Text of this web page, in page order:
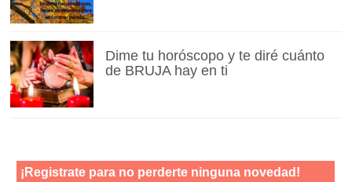
Dime tu horóscopo y te diré cuánto
de BRUJA hay en ti